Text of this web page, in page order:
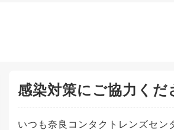
感染対策にご協力くだ
いつも奈良コンタクトレンズセ